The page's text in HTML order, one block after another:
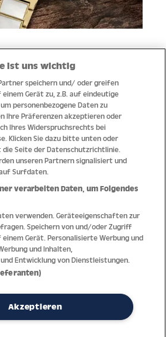
als Erstes
die Welt
Datenschutz
WIDERRUFEN
ist uns wichtig
speichern und/ oder greifen
Gerät zu, z.B. auf eindeutige
personenbezogene Daten zu
Ihre Präferenzen akzeptieren oder
Ihres Widerspruchsrechts bei
Klicken Sie dazu bitte unten oder
die Seite der Datenschutzrichtlinie.
unseren Partnern signalisiert und
Surfdaten.
verarbeiten Daten, um Folgendes
verwenden. Geräteeigenschaften zur
Speichern von und/oder Zugriff
Gerät. Personalisierte Werbung und
und Inhalten,
Entwicklung von Dienstleistungen.
Akzeptieren